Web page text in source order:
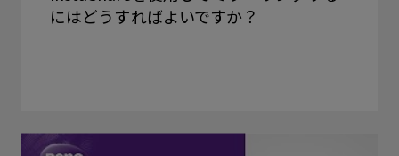
にはどうすればよいですか？